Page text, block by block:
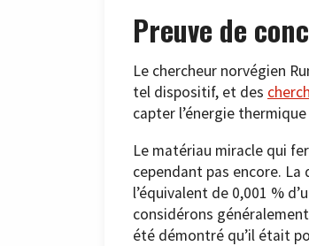
Preuve de
Le chercheur norvégien
tel dispositif, et des
capter l’énergie
Le matériau miracle qui
cependant pas encore.
l’équivalent de 0,001 %
considérons
été démontré qu’il était